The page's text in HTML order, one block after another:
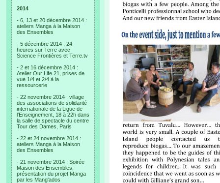
2014
- 6, 13 et 20 décembre 2014 :
ateliers Manga à la Maison
des Ensembles
- 5 décembre 2014 : 24
heures sur Terre avec
Science Frontières et Terre.tv
- 2 et 16 décembre 2014 :
Atelier Our Life 21, prises de
vue 1/4 et 2/4 à la
ressourcerie
- 22 novembre 2014 : village
des associations de solidarité
internationale de la Ligue de
l'Enseignement, 18 à 22h dans
la salle de spectacle du centre
Tour des Dames, Paris
- 22 et 24 novembre 2014 :
ateliers Manga à la Maison
des Ensembles
- 21 novembre 2014 : Soirée
Maison des Ensembles,
présentation du projet Manga
par les Mang'ados